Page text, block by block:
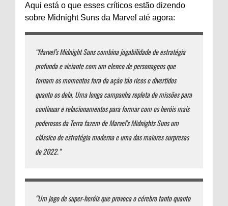
Aqui está o que esses críticos estão dizendo
sobre Midnight Suns da Marvel até agora:
“Marvel’s Midnight Suns combina jogabilidade de estratégia
profunda e viciante com um elenco de personagens que
tornam os momentos fora da ação tão ricos e divertidos
quanto os dela. Uma longa campanha repleta de missões para
continuar e relacionamentos para formar com os heróis mais
poderosos da Terra fazem de Marvel’s Midnights Suns um
clássico de estratégia moderna e uma das maiores surpresas
de 2022.”
“Um jogo de super-heróis que provoca o cérebro tanto quanto